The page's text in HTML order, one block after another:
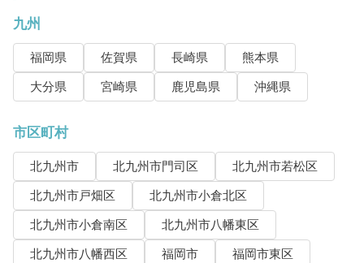
九州
福岡県 佐賀県 長崎県
熊本県
大分県
宮崎県 鹿児島県 沖縄県
市区町村
北九州市 北九州市門司区
北九州市若松区
北九州市戸畑区
北九州市小倉北区
北九州市小倉南区
北九州市八幡東区
北九州市八幡西区
福岡市
福岡市東区